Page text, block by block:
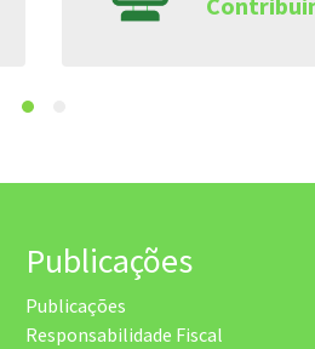
Publicações
Publicações
Responsabilidade Fiscal